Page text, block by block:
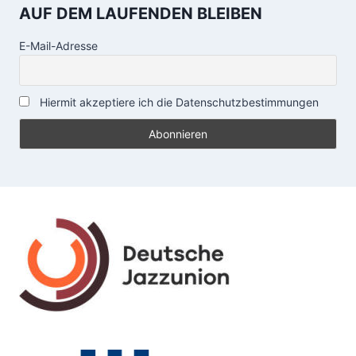
AUF DEM LAUFENDEN BLEIBEN
E-Mail-Adresse
Hiermit akzeptiere ich die Datenschutzbestimmungen